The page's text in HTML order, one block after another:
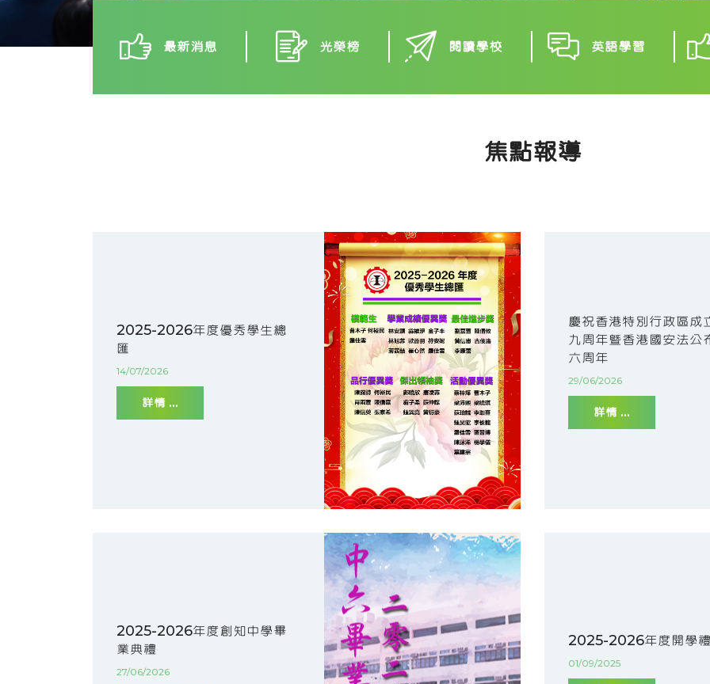
最新消息 光榮榜 閱讀學校 英語學習
焦點報導
2025-2026年度優秀學生總
匯
14/07/2026
詳情 ...
慶祝香港特別行政區成
九周年暨香港國安法公
六周年
29/06/2026
詳情 ...
2025-2026年度創知中學畢
業典禮
27/06/2026
2025-2026年度開學
01/09/2025